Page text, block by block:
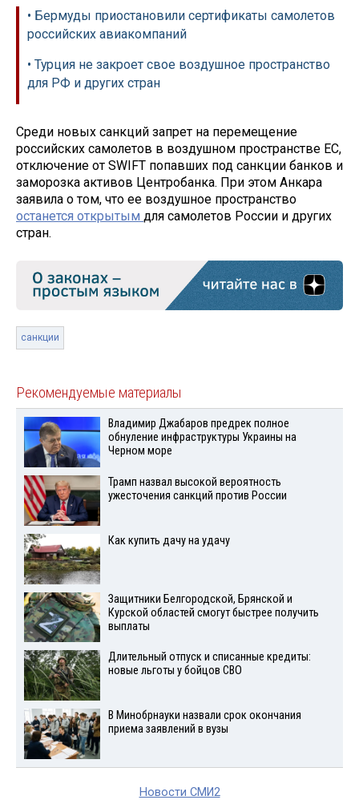
• Бермуды приостановили сертификаты самолетов
российских авиакомпаний
• Турция не закроет свое воздушное пространство
для РФ и других стран
Среди новых санкций запрет на перемещение
российских самолетов в воздушном пространстве ЕС,
отключение от SWIFT попавших под санкции банков и
заморозка активов Центробанка. При этом Анкара
заявила о том, что ее воздушное пространство
останется открытым для самолетов России и других
стран.
санкции
Рекомендуемые материалы
Владимир Джабаров предрек полное
обнуление инфраструктуры Украины на
Черном море
Трамп назвал высокой вероятность
ужесточения санкций против России
Как купить дачу на удачу
Защитники Белгородской, Брянской и
Курской областей смогут быстрее получить
выплаты
Длительный отпуск и списанные кредиты:
новые льготы у бойцов СВО
В Минобрнауки назвали срок окончания
приема заявлений в вузы
Новости СМИ2